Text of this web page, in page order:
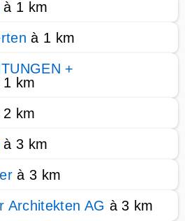
à 1 km
à 1 km
+
1 km
2 km
à 3 km
à 3 km
Architekten AG à 3 km